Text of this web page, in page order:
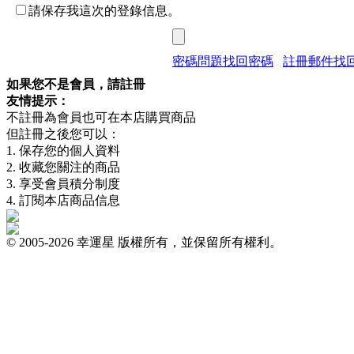
請保存我這次的登錄信息。
密碼問題找回密碼
註冊郵件找
如果您不是會員，請註冊
友情提示：
不註冊為會員也可在本店購買商品
但註冊之後您可以：
1. 保存您的個人資料
2. 收藏您關注的商品
3. 享受會員積分制度
4. 訂閱本店商品信息
© 2005-2026 幸運星 版權所有，並保留所有權利。